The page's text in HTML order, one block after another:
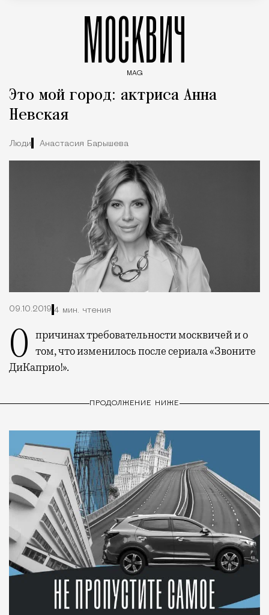
МОСКВИЧ
MAG
Это мой город: актриса Анна
Невская
Люди Анастасия Барышева
09.10.2019 4 мин. чтения
О причинах требовательности москвичей и о том, что изменилось после сериала «Звоните
ДиКаприо!».
ПРОДОЛЖЕНИЕ НИЖЕ